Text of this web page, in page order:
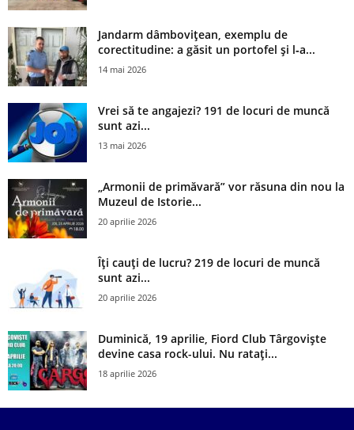
Jandarm dâmbovițean, exemplu de
corectitudine: a găsit un portofel și l‑a...
14 mai 2026
Vrei să te angajezi? 191 de locuri de muncă
sunt azi...
13 mai 2026
„Armonii de primăvară” vor răsuna din nou la
Muzeul de Istorie...
20 aprilie 2026
Îți cauți de lucru? 219 de locuri de muncă
sunt azi...
20 aprilie 2026
Duminică, 19 aprilie, Fiord Club Târgoviște
devine casa rock-ului. Nu ratați...
18 aprilie 2026